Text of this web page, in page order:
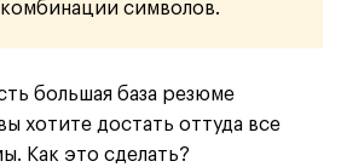
символов.
большая база резюме
хотите достать оттуда все
Как это сделать?